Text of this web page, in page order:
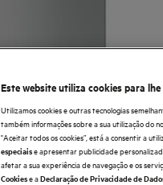
Este website utiliza cookies para
Utilizamos cookies e outras tecnologias
também informações sobre a sua utilização do
"Aceitar todos os cookies”, está a consentir a
especiaise apresentar publicidade
afetar a sua experiência de navegação e os
Cookiese aDeclaração de Privacidade de